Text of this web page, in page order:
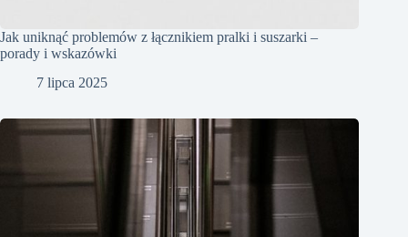
Jak uniknąć problemów z łącznikiem pralki i suszarki –
porady i wskazówki
7 lipca 2025